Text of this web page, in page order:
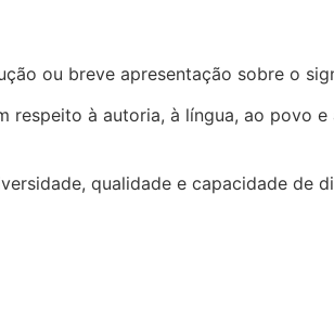
ou breve apresentação sobre o
respeito à autoria, à língua, ao povo
qualidade e capacidade de